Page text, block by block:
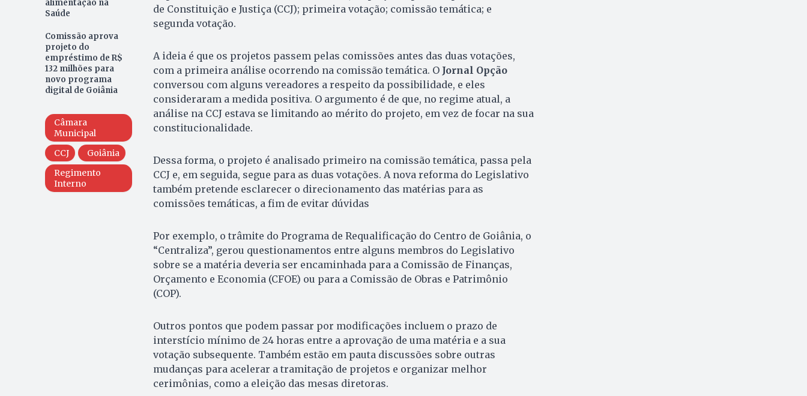
alimentação na
Saúde
Comissão aprova
projeto do
empréstimo de R$
132 milhões para
novo programa
digital de Goiânia
Câmara
Municipal
CCJ
Goiânia
Regimento
Interno
de Constituição e Justiça (CCJ); primeira votação; comissão temática; e
segunda votação.
A ideia é que os projetos passem pelas comissões antes das duas votações,
com a primeira análise ocorrendo na comissão temática. O Jornal Opção
conversou com alguns vereadores a respeito da possibilidade, e eles
consideraram a medida positiva. O argumento é de que, no regime atual, a
análise na CCJ estava se limitando ao mérito do projeto, em vez de focar na sua
constitucionalidade.
Dessa forma, o projeto é analisado primeiro na comissão temática, passa pela
CCJ e, em seguida, segue para as duas votações. A nova reforma do Legislativo
também pretende esclarecer o direcionamento das matérias para as
comissões temáticas, a fim de evitar dúvidas
Por exemplo, o trâmite do Programa de Requalificação do Centro de Goiânia, o
“Centraliza”, gerou questionamentos entre alguns membros do Legislativo
sobre se a matéria deveria ser encaminhada para a Comissão de Finanças,
Orçamento e Economia (CFOE) ou para a Comissão de Obras e Patrimônio
(COP).
Outros pontos que podem passar por modificações incluem o prazo de
interstício mínimo de 24 horas entre a aprovação de uma matéria e a sua
votação subsequente. Também estão em pauta discussões sobre outras
mudanças para acelerar a tramitação de projetos e organizar melhor
cerimônias, como a eleição das mesas diretoras.